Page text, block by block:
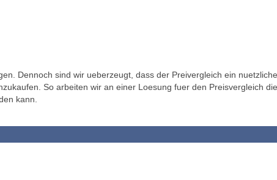
Dennoch sind wir ueberzeugt, dass der Preivergleich ein
So arbeiten wir an einer Loesung fuer den Preisvergleich die
kann.